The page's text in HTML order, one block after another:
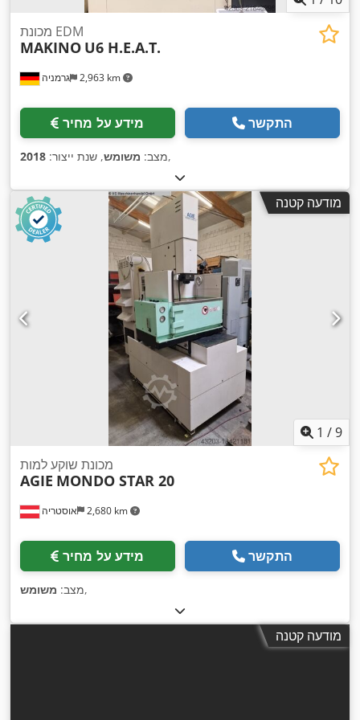
גרמניה 2,963 km
מכונת EDM
MAKINO U6 H.E.A.T.
מידע על מחיר התקשר
מצב: משומש, שנת ייצור: 2018 ,
מודעה קטנה
1 /9
אוסטריה 2,680 km
מכונת שוקע למות
AGIE MONDO STAR 20
מידע על מחיר התקשר
מצב: משומש ,
מודעה קטנה